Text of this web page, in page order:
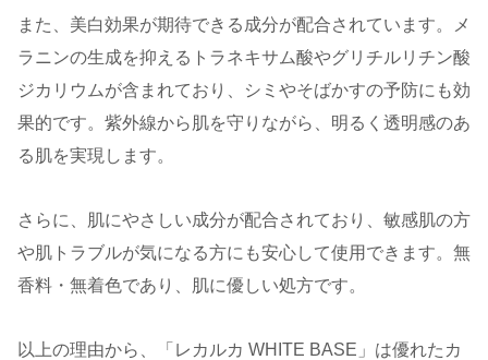
また、美白効果が期待できる成分が配合されています。メ
ラニンの生成を抑えるトラネキサム酸やグリチルリチン酸
ジカリウムが含まれており、シミやそばかすの予防にも効
果的です。紫外線から肌を守りながら、明るく透明感のあ
る肌を実現します。
さらに、肌にやさしい成分が配合されており、敏感肌の方
や肌トラブルが気になる方にも安心して使用できます。無
香料・無着色であり、肌に優しい処方です。
以上の理由から、「レカルカ WHITE BASE」は優れたカ